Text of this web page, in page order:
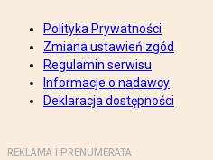
Polityka Prywatności
Zmiana ustawień zgód
Regulamin serwisu
Informacje o nadawcy
Deklaracja dostępności
REKLAMA I PRENUMERATA